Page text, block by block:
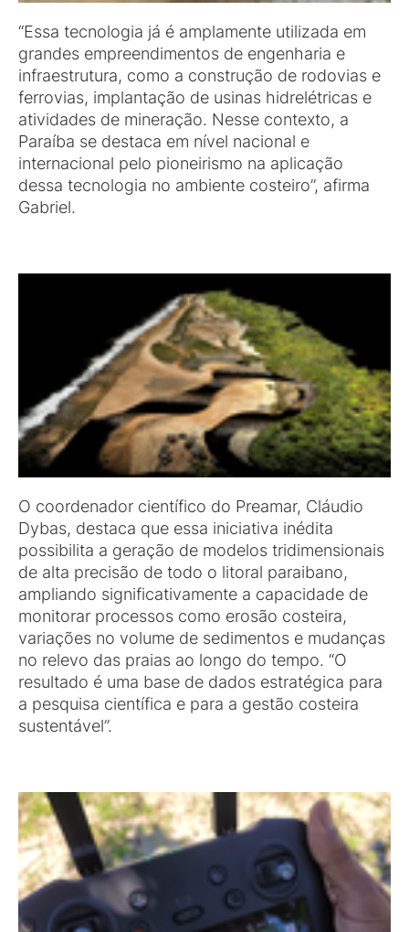
“Essa tecnologia já é amplamente utilizada em
grandes empreendimentos de engenharia e
infraestrutura, como a construção de rodovias e
ferrovias, implantação de usinas hidrelétricas e
atividades de mineração. Nesse contexto, a
Paraíba se destaca em nível nacional e
internacional pelo pioneirismo na aplicação
dessa tecnologia no ambiente costeiro”, afirma
Gabriel.
O coordenador científico do Preamar, Cláudio
Dybas, destaca que essa iniciativa inédita
possibilita a geração de modelos tridimensionais
de alta precisão de todo o litoral paraibano,
ampliando significativamente a capacidade de
monitorar processos como erosão costeira,
variações no volume de sedimentos e mudanças
no relevo das praias ao longo do tempo. “O
resultado é uma base de dados estratégica para
a pesquisa científica e para a gestão costeira
sustentável”.